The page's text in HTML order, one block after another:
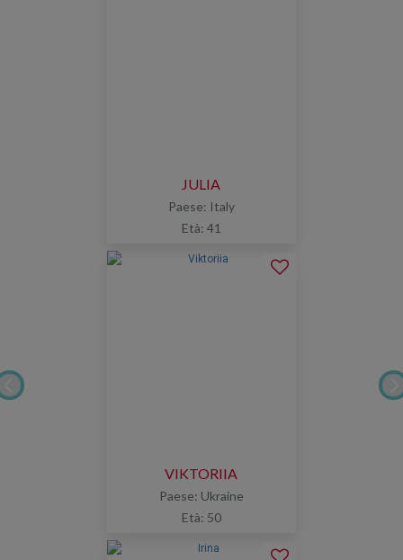
JULIA
Paese: Italy
Età: 41
VIKTORIIA
Paese: Ukraine
Età: 50